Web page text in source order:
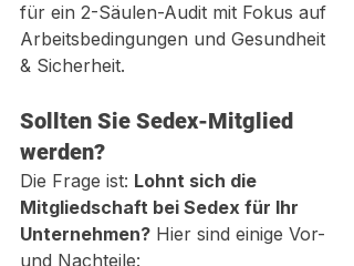
für ein 2-Säulen-Audit mit Fokus auf
Arbeitsbedingungen und Gesundheit
& Sicherheit.
Sollten Sie Sedex-Mitglied
werden?
Die Frage ist: Lohnt sich die
Mitgliedschaft bei Sedex für Ihr
Unternehmen? Hier sind einige Vor-
und Nachteile: